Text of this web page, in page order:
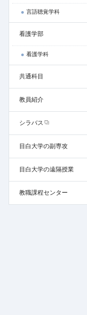
言語聴覚学科
看護学部
看護学科
共通科目
教員紹介
シラバス
目白大学の副専攻
目白大学の遠隔授業
教職課程センター